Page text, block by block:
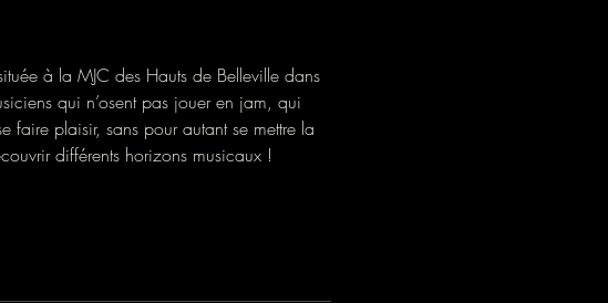
à la MJC des Hauts de Belleville dans
qui n’osent pas jouer en jam, qui
plaisir, sans pour autant se mettre la
différents horizons musicaux !